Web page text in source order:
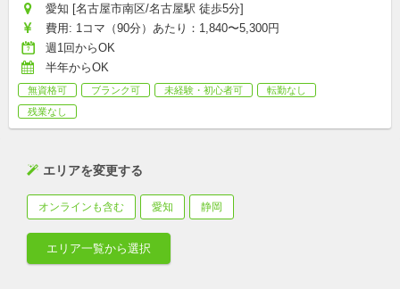
愛知 [名古屋市南区/名古屋駅 徒歩5分]
費用: 1コマ（90分）あたり：1,840〜5,300円
週1回からOK
半年からOK
無資格可 ブランク可 未経験・初心者可
転勤なし
残業なし
エリアを変更する
オンラインも含む 愛知 静岡
エリア一覧から選択